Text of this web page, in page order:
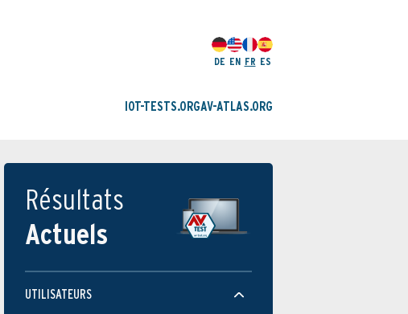
DE EN FR ES
IOT-TESTS.ORGAV-ATLAS.ORG
Résultats
Actuels
UTILISATEURS